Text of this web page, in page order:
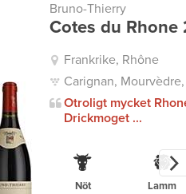
Bruno-Thierry
Cotes du Rhone
Frankrike, Rhône
Carignan,
Otroligt mycket
Drickmoget ...
Nöt Lamm